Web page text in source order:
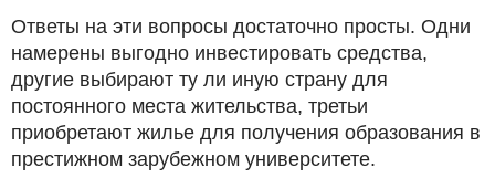
Ответы на эти вопросы достаточно просты. Одни
намерены выгодно инвестировать средства,
другие выбирают ту ли иную страну для
постоянного места жительства, третьи
приобретают жилье для получения образования в
престижном зарубежном университете.